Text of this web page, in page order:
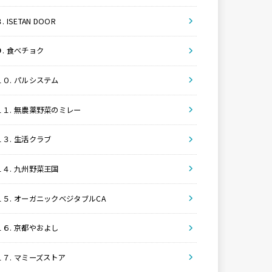
. ISETAN DOOR
. 食べチョク
０. パルシステム
１. 無農薬野菜のミレー
３. 生活クラブ
４. 九州野菜王国
５. オーガニックベジタブルCA
６. 京都やおよし
７. マミーズストア